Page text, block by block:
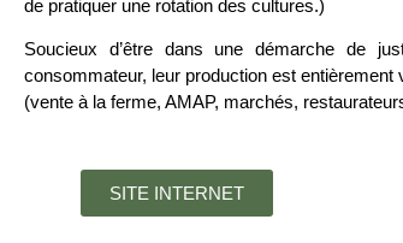
de pratiquer une rotation des cultures.)
Soucieux d’être dans une démarche de
consommateur, leur production est
(vente à la ferme, AMAP, marchés,
SITE INTERNET